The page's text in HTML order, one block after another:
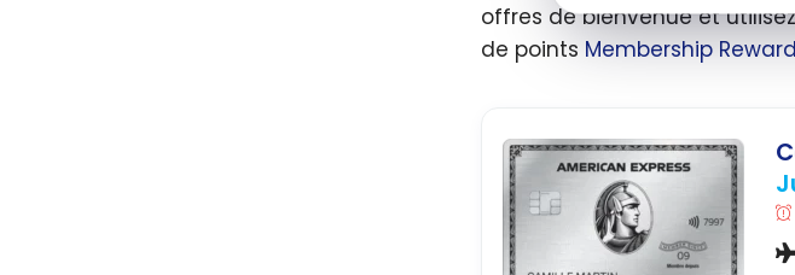
offres de bienvenue et
de points Membership